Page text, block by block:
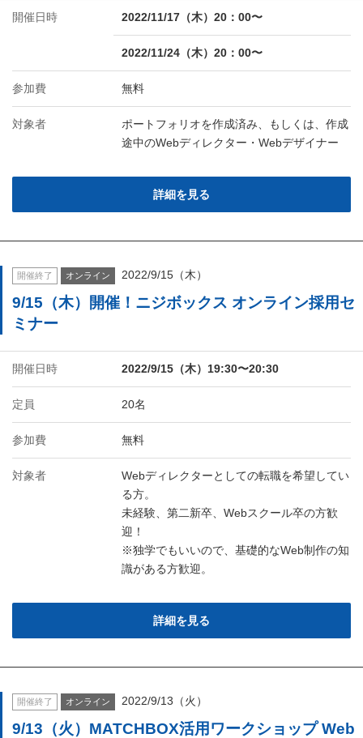
開催日時 2022/11/17（木）20：00〜
2022/11/24（木）20：00〜
参加費 無料
対象者
ポートフォリオを作成済み、もしくは、作成
途中のWebディレクター・Webデザイナー
詳細を見る
開催終了 オンライン 2022/9/15（木）
9/15（木）開催！ニジボックス オンライン採用セ
ミナー
開催日時 2022/9/15（木）19:30〜20:30
定員 20名
参加費 無料
対象者
Webディレクターとしての転職を希望してい
る方。
未経験、第二新卒、Webスクール卒の方歓
迎！
※独学でもいいので、基礎的なWeb制作の知
識がある方歓迎。
詳細を見る
開催終了 オンライン 2022/9/13（火）
9/13（火）MATCHBOX活用ワークショップ Web